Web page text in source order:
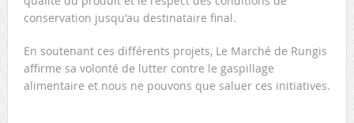
conservation jusqu'au destinataire final.
En soutenant ces différents projets, Le Marché de Rungis
affirme sa volonté de lutter contre le gaspillage
alimentaire et nous ne pouvons que saluer ces initiatives.